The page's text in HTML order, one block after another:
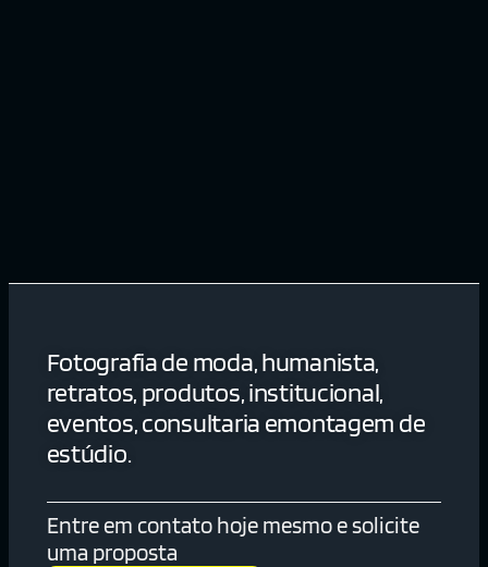
Fotografia de moda, humanista,
retratos, produtos, institucional,
eventos, consultaria emontagem de
estúdio.
Entre em contato hoje mesmo e solicite
uma proposta